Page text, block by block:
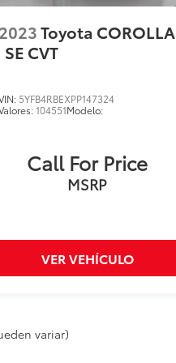
2023Toyota COROLLA
SE CVT
5YFB4RBEXPP147324
104551Modelo:
Call For Price
MSRP
VER VEHÍCULO
variar)